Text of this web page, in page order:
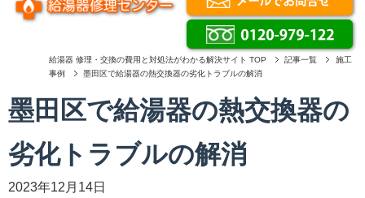
給湯器 修理・交換の費用と対処法がわかる解決サイト TOP 記事一覧
施工
事例
墨田区で給湯器の熱交換器の劣化トラブルの解消
墨田区で給湯器の熱交換器の
劣化トラブルの解消
2023年12月14日